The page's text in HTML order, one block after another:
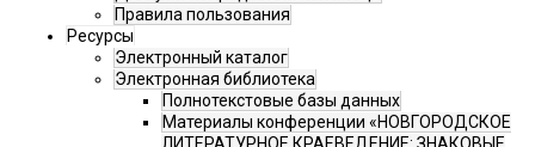
Правила пользования
Ресурсы
Электронный каталог
Электронная библиотека
Полнотекстовые базы данных
Материалы конференции «НОВГОРОДСКОЕ